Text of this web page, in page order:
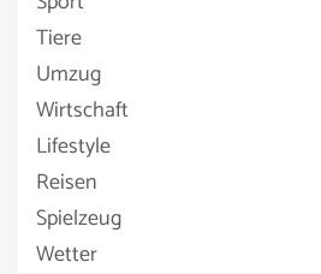
Tiere
Umzug
Wirtschaft
Lifestyle
Reisen
Spielzeug
Wetter